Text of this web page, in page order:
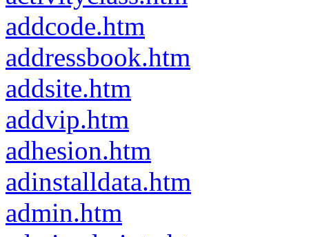
addcode.htm
addressbook.htm
addsite.htm
addvip.htm
adhesion.htm
adinstalldata.htm
admin.htm